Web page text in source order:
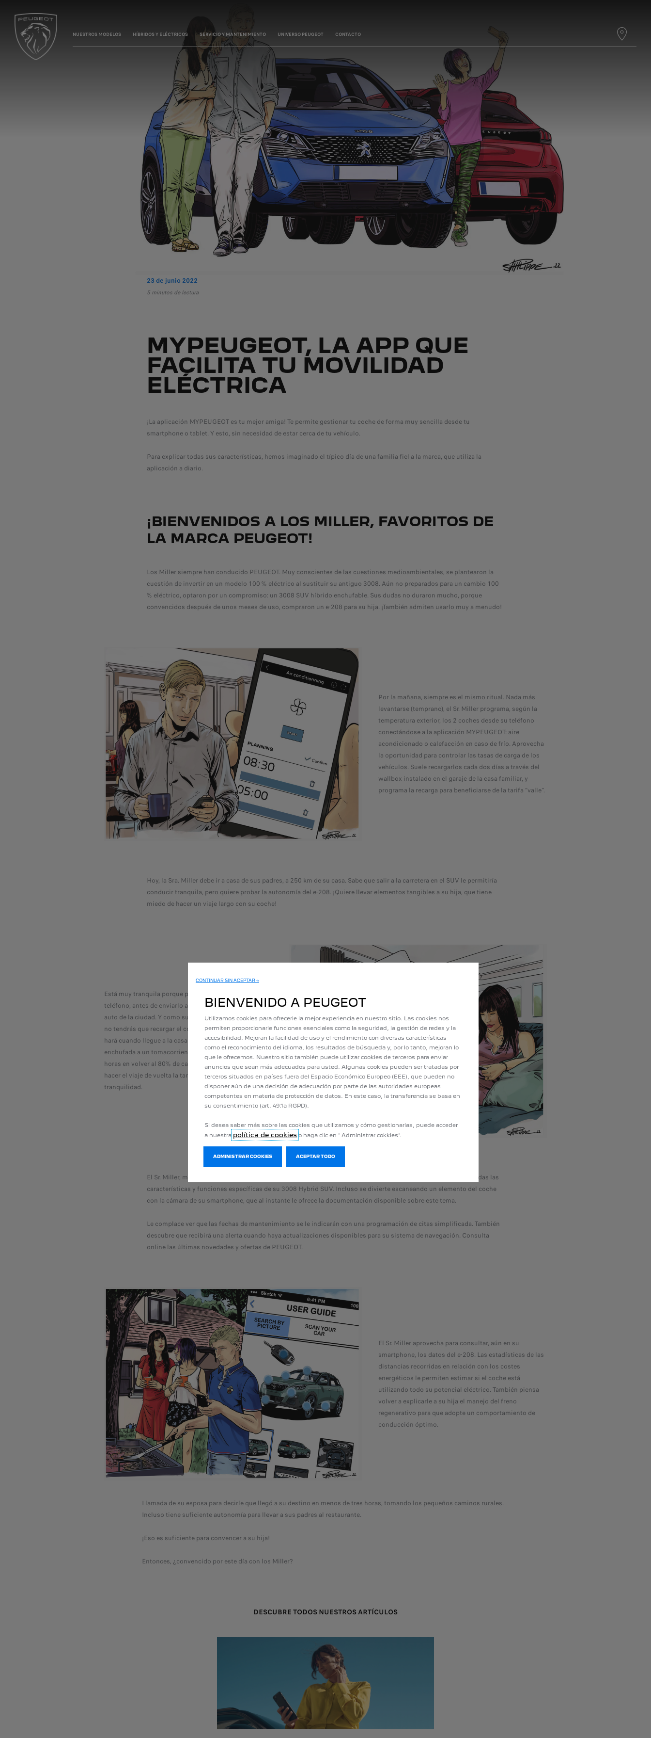
NUESTROS MODELOS HÍBRIDOS Y ELÉCTRICOS SERVICIO Y MANTENIMIENTO UNIVERSO PEUGEOT CONTACTO
23 de junio 2022
5 minutos de lectura
MYPEUGEOT, LA APP QUE
FACILITA TU MOVILIDAD
ELÉCTRICA
¡La aplicación MYPEUGEOT es tu mejor amiga! Te permite gestionar tu coche de forma muy sencilla desde tu
smartphone o tablet. Y esto, sin necesidad de estar cerca de tu vehículo.
Para explicar todas sus características, hemos imaginado el típico día de una familia fiel a la marca, que utiliza la
aplicación a diario.
¡BIENVENIDOS A LOS MILLER, FAVORITOS DE
LA MARCA PEUGEOT!
Los Miller siempre han conducido PEUGEOT. Muy conscientes de las cuestiones medioambientales, se plantearon la
cuestión de invertir en un modelo 100 % eléctrico al sustituir su antiguo 3008. Aún no preparados para un cambio 100
% eléctrico, optaron por un compromiso: un 3008 SUV híbrido enchufable. Sus dudas no duraron mucho, porque
convencidos después de unos meses de uso, compraron un e-208 para su hija. ¡También admiten usarlo muy a menudo!
Por la mañana, siempre es el mismo ritual. Nada más
levantarse (temprano), el Sr. Miller programa, según la
temperatura exterior, los 2 coches desde su teléfono
conectándose a la aplicación MYPEUGEOT: aire
acondicionado o calefacción en caso de frío. Aprovecha
la oportunidad para controlar las tasas de carga de los
vehículos. Suele recargarlos cada dos días a través del
wallbox instalado en el garaje de la casa familiar, y
programa la recarga para beneficiarse de la tarifa “valle”.
Hoy, la Sra. Miller debe ir a casa de sus padres, a 250 km de su casa. Sabe que salir a la carretera en el SUV le permitiría
conducir tranquila, pero quiere probar la autonomía del e-208. ¡Quiere llevar elementos tangibles a su hija, que tiene
miedo de hacer un viaje largo con su coche!
Está muy tranquila porque programó su viaje en su
teléfono, antes de enviarlo al sistema de navegación del
auto de la ciudad. Y como su autonomía es de 362 km,
no tendrás que recargar el coche en la carretera. Esto lo
hará cuando llegue a la casa de sus padres, dejándola
enchufada a un tomacorriente doméstico. Tardará 15
horas en volver al 80% de carga, lo que le permitirá
hacer el viaje de vuelta la tarde siguiente, con total
tranquilidad.
El Sr. Miller, mientras tanto, pasará el día descubriendo (¡por fin! nunca se había tomado el tiempo de hacerlo) todas las
características y funciones específicas de su 3008 Hybrid SUV. Incluso se divierte escaneando un elemento del coche
con la cámara de su smartphone, que al instante le ofrece la documentación disponible sobre este tema.
Le complace ver que las fechas de mantenimiento se le indicarán con una programación de citas simplificada. También
descubre que recibirá una alerta cuando haya actualizaciones disponibles para su sistema de navegación. Consulta
online las últimas novedades y ofertas de PEUGEOT.
El Sr. Miller aprovecha para consultar, aún en su
smartphone, los datos del e-208. Las estadísticas de las
distancias recorridas en relación con los costes
energéticos le permiten estimar si el coche está
utilizando todo su potencial eléctrico. También piensa
volver a explicarle a su hija el manejo del freno
regenerativo para que adopte un comportamiento de
conducción óptimo.
Llamada de su esposa para decirle que llegó a su destino en menos de tres horas, tomando los pequeños caminos rurales.
Incluso tiene suficiente autonomía para llevar a sus padres al restaurante.
¡Eso es suficiente para convencer a su hija!
Entonces, ¿convencido por este día con los Miller?
DESCUBRE TODOS NUESTROS ARTÍCULOS
CONTINUAR SIN ACEPTAR →
BIENVENIDO A PEUGEOT
Utilizamos cookies para ofrecerle la mejor experiencia en nuestro sitio. Las cookies nos
permiten proporcionarle funciones esenciales como la seguridad, la gestión de redes y la
accesibilidad. Mejoran la facilidad de uso y el rendimiento con diversas características
como el reconocimiento del idioma, los resultados de búsqueda y, por lo tanto, mejoran lo
que le ofrecemos. Nuestro sitio también puede utilizar cookies de terceros para enviar
anuncios que sean más adecuados para usted. Algunas cookies pueden ser tratadas por
terceros situados en países fuera del Espacio Económico Europeo (EEE), que pueden no
disponer aún de una decisión de adecuación por parte de las autoridades europeas
competentes en materia de protección de datos. En este caso, la transferencia se basa en
su consentimiento (art. 49.1a RGPD).
Si desea saber más sobre las cookies que utilizamos y cómo gestionarlas, puede acceder
a nuestra política de cookies o haga clic en ' Administrar cokkies'.
ADMINISTRAR COOKIES ACEPTAR TODO